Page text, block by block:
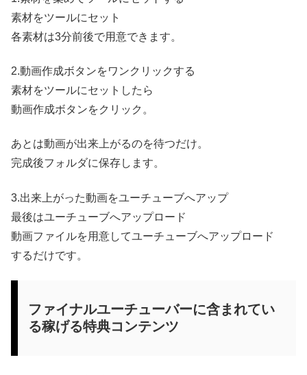
素材をツールにセット
各素材は3分前後で用意できます。
2.動画作成ボタンをワンクリックする
素材をツールにセットしたら
動画作成ボタンをクリック。
あとは動画が出来上がるのを待つだけ。
完成後フォルダに保存します。
3.出来上がった動画をユーチューブへアップ
最後はユーチューブへアップロード
動画ファイルを用意してユーチューブへアップロード
するだけです。
ファイナルユーチューバーに含まれてい
る稼げる特典コンテンツ